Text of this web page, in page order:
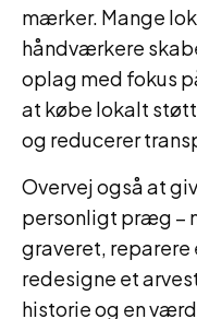
mærker. Mange
håndværkere
oplag med fokus
at købe lokalt
og reducerer
Overvej også at
personligt præg –
graveret, reparere
redesigne et
historie og en